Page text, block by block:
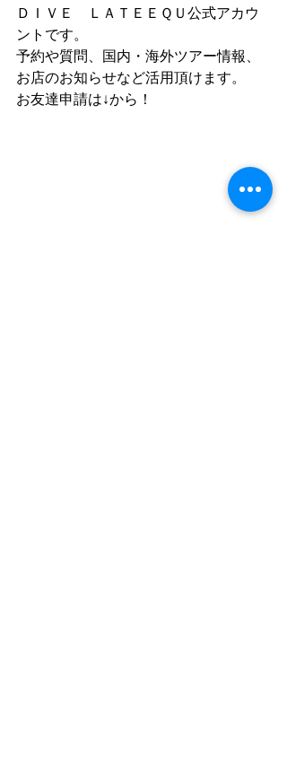
ＤＩＶＥ　ＬＡＴＥＥＱＵ公式アカウ
ントです。
予約や質問、国内・海外ツアー情報、
お店のお知らせなど活用頂けます。
お友達申請は↓から！